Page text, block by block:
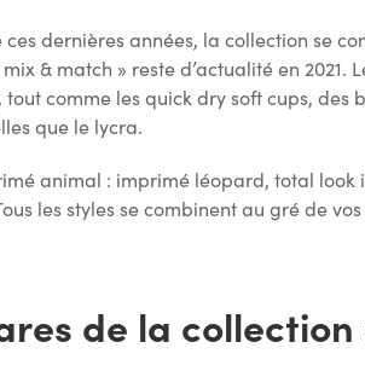
dernières années, la collection se
& match » reste d’actualité en 2021.
comme les quick dry soft cups,
que le lycra.
animal : imprimé léopard, total
les styles se combinent au gré de
de la collection